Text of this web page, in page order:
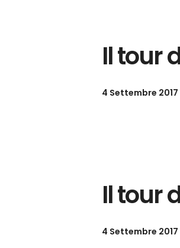
Il tour
4 Settembre 2017
Il tour
4 Settembre 2017